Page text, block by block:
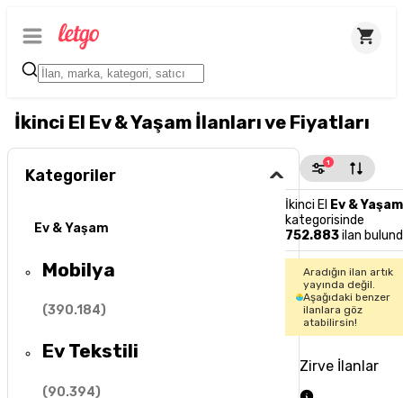
İkinci El Ev & Yaşam İlanları ve Fiyatları
Kategoriler
Ev & Yaşam
Mobilya
(390.184)
Ev Tekstili
(90.394)
1
İkinci El Ev & Yaşam
kategorisinde
752.883ilan
Aradığın ilan artık
yayında değil.
Aşağıdaki benzer
ilanlara göz
atabilirsin!
Zirve İlanlar